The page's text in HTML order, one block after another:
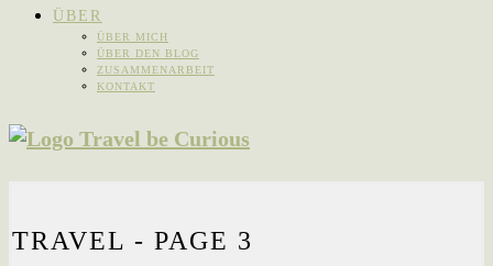
ÜBER
ÜBER MICH
ÜBER DEN BLOG
ZUSAMMENARBEIT
KONTAKT
TRAVEL - PAGE 3